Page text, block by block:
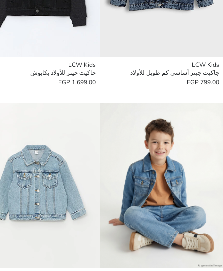
LCW Kids
جاكيت جينز أساسي كم طويل للأولاد
799.00 EGP
LCW Kids
جاكيت جينز للأولاد بكابوش
1,699.00 EGP